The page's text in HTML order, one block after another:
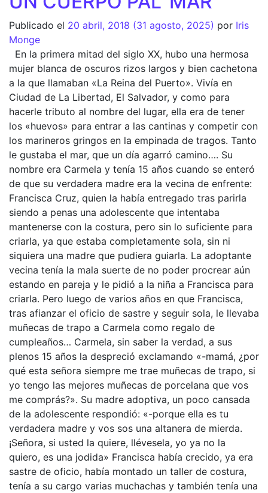
Publicado el 20 abril, 2018 (31 agosto, 2025) por Iris
Monge
En la primera mitad del siglo XX, hubo una hermosa
mujer blanca de oscuros rizos largos y bien cachetona
a la que llamaban «La Reina del Puerto». Vivía en
Ciudad de La Libertad, El Salvador, y como para
hacerle tributo al nombre del lugar, ella era de tener
los «huevos» para entrar a las cantinas y competir con
los marineros gringos en la empinada de tragos. Tanto
le gustaba el mar, que un día agarró camino…. Su
nombre era Carmela y tenía 15 años cuando se enteró
de que su verdadera madre era la vecina de enfrente:
Francisca Cruz, quien la había entregado tras parirla
siendo a penas una adolescente que intentaba
mantenerse con la costura, pero sin lo suficiente para
criarla, ya que estaba completamente sola, sin ni
siquiera una madre que pudiera guiarla. La adoptante
vecina tenía la mala suerte de no poder procrear aún
estando en pareja y le pidió a la niña a Francisca para
criarla. Pero luego de varios años en que Francisca,
tras afianzar el oficio de sastre y seguir sola, le llevaba
muñecas de trapo a Carmela como regalo de
cumpleaños… Carmela, sin saber la verdad, a sus
plenos 15 años la despreció exclamando «-mamá, ¿por
qué esta señora siempre me trae muñecas de trapo, si
yo tengo las mejores muñecas de porcelana que vos
me comprás?». Su madre adoptiva, un poco cansada
de la adolescente respondió: «-porque ella es tu
verdadera madre y vos sos una altanera de mierda.
¡Señora, si usted la quiere, llévesela, yo ya no la
quiero, es una jodida» Francisca había crecido, ya era
sastre de oficio, había montado un taller de costura,
tenía a su cargo varias muchachas y también tenía una